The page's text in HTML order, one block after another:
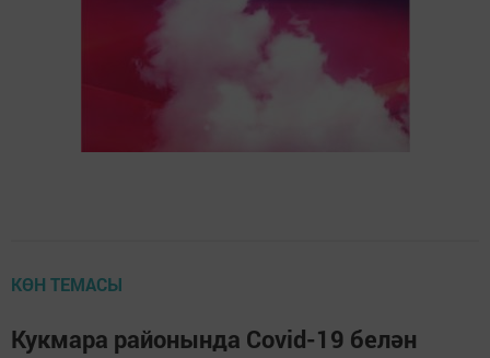
КӨН ТЕМАСЫ
Кукмара районында Covid-19 белән